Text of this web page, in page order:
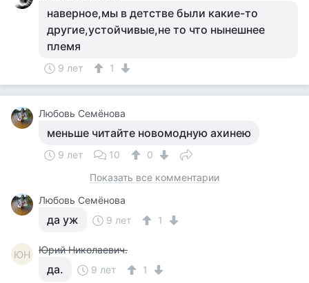
наверное,мы в детстве были какие-то
другие,устойчивые,не то что нынешнее
племя
9 лет 1
Любовь Семёнова
меньше читайте новомодную ахинею
9 лет 10
0
Показать все комментарии
Любовь Семёнова
да уж 9 лет 1
ЮН Юрий Николаевич.
да. 9 лет 1